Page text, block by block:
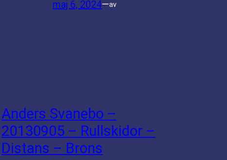
maj 6, 2024—av
Anders Svanebo –
20130905 – Rullskidor –
Distans – Brons